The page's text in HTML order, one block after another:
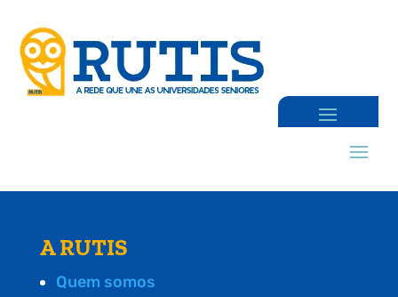
A RUTIS
Quem somos